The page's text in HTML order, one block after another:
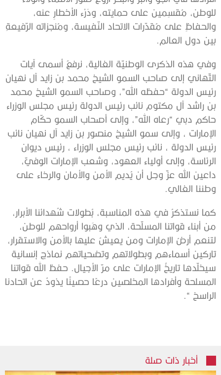
للوطن، مُقسِمين على حمايته، ودَرْء الأخطارِ عنه،
والحفاظِ على مُقدّرات الاتحاد النّفيسة، ومُنجزاته الرّفيعةِ
بين دول العالم.
وفي هذه الذكرى الوطنيّة الغالية، نرفعُ أسمى آيات
التّهاني إلى صاحب السمو الشيخ محمد بن زايد آل نهيان
رئيس الدولة “حفظه الله”، وصاحب السمو الشيخ محمد
بن راشد آل مكتوم نائب رئيس الدولة رئيس مجلس الوزراء
حاكم دبي “رعاه الله”، وإلى أصحاب السمو حكّام
الإمارات ، وإلى سمو الشيخ منصور بن زايد آل نهيان نائب
رئيس الدولة ، نائب رئيس مجلس الوزراء ، رئيس ديوان
الرئاسة، وإلى أولياء العهود، وشعب الإمارات الوفيّ،
داعين الله عزّ وجل أن يُديم الأمن والأمان والرخاء على
وطننا الغالي.
كما نستذكرُ في هذه المناسبة، بُطولات شُهدائنا الأبرار،
من أبناء قواتنا المسلّحة، الذي وهَبوا أرواحهم للوطن،
لتنعم أرضُ الإمارات ومن يعيشُ عليها بالأمن والاستقرار،
تاركين أسماءهم وبطولاتهم وتضحياتهم نماذج إنسانية
سيخلّدها تاريخُ الإمارات على مرّ الأجيال. حفظ الله قواتنا
المسلحة وأفرادها المخلصين درعًا حصينًا يذودُ عن اتحادنا
الراسخ “.
أخبار ذات صلة